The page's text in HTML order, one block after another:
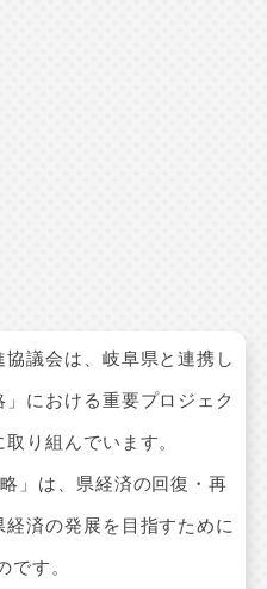
議会は、岐阜県と連携し
」における重要プロジェク
り組んでいます。
」は、県経済の回復・再
済の発展を目指すために
す。